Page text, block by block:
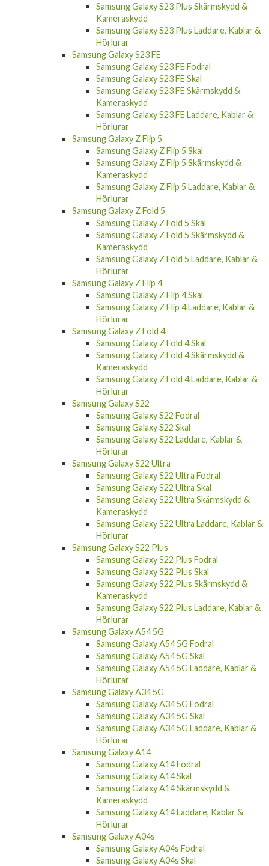
Kameraskydd
Samsung Galaxy S23 Plus Laddare, Kablar &
Hörlurar
Samsung Galaxy S23 FE
Samsung Galaxy S23 FE Fodral
Samsung Galaxy S23 FE Skal
Samsung Galaxy S23 FE Skärmskydd &
Kameraskydd
Samsung Galaxy S23 FE Laddare, Kablar &
Hörlurar
Samsung Galaxy Z Flip 5
Samsung Galaxy Z Flip 5 Skal
Samsung Galaxy Z Flip 5 Skärmskydd &
Kameraskydd
Samsung Galaxy Z Flip 5 Laddare, Kablar &
Hörlurar
Samsung Galaxy Z Fold 5
Samsung Galaxy Z Fold 5 Skal
Samsung Galaxy Z Fold 5 Skärmskydd &
Kameraskydd
Samsung Galaxy Z Fold 5 Laddare, Kablar &
Hörlurar
Samsung Galaxy Z Flip 4
Samsung Galaxy Z Flip 4 Skal
Samsung Galaxy Z Flip 4 Laddare, Kablar &
Hörlurar
Samsung Galaxy Z Fold 4
Samsung Galaxy Z Fold 4 Skal
Samsung Galaxy Z Fold 4 Skärmskydd &
Kameraskydd
Samsung Galaxy Z Fold 4 Laddare, Kablar &
Hörlurar
Samsung Galaxy S22
Samsung Galaxy S22 Fodral
Samsung Galaxy S22 Skal
Samsung Galaxy S22 Laddare, Kablar &
Hörlurar
Samsung Galaxy S22 Ultra
Samsung Galaxy S22 Ultra Fodral
Samsung Galaxy S22 Ultra Skal
Samsung Galaxy S22 Ultra Skärmskydd &
Kameraskydd
Samsung Galaxy S22 Ultra Laddare, Kablar &
Hörlurar
Samsung Galaxy S22 Plus
Samsung Galaxy S22 Plus Fodral
Samsung Galaxy S22 Plus Skal
Samsung Galaxy S22 Plus Skärmskydd &
Kameraskydd
Samsung Galaxy S22 Plus Laddare, Kablar &
Hörlurar
Samsung Galaxy A54 5G
Samsung Galaxy A54 5G Fodral
Samsung Galaxy A54 5G Skal
Samsung Galaxy A54 5G Laddare, Kablar &
Hörlurar
Samsung Galaxy A34 5G
Samsung Galaxy A34 5G Fodral
Samsung Galaxy A34 5G Skal
Samsung Galaxy A34 5G Laddare, Kablar &
Hörlurar
Samsung Galaxy A14
Samsung Galaxy A14 Fodral
Samsung Galaxy A14 Skal
Samsung Galaxy A14 Skärmskydd &
Kameraskydd
Samsung Galaxy A14 Laddare, Kablar &
Hörlurar
Samsung Galaxy A04s
Samsung Galaxy A04s Fodral
Samsung Galaxy A04s Skal
Samsung Galaxy S20 FE